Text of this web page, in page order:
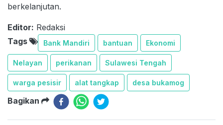
berkelanjutan.
Editor: Redaksi
Tags
Bank Mandiri bantuan Ekonomi
Nelayan perikanan Sulawesi Tengah
warga pesisir alat tangkap desa bukamog
Bagikan